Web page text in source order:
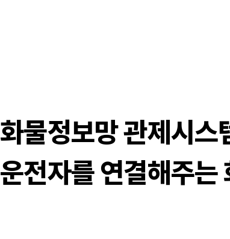
화물정보망 관제시스
운전자를 연결해주는